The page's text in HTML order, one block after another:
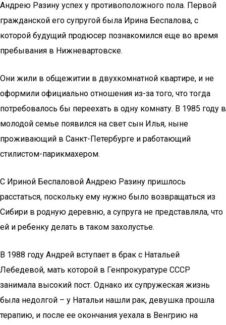
Андрею Разину успех у противоположного пола. Первой
гражданской его супругой была Ирина Беспалова, с
которой будущий продюсер познакомился еще во время
пребывания в Нижневартовске.
Они жили в общежитии в двухкомнатной квартире, и не
оформили официально отношения из-за того, что тогда
потребовалось бы переехать в одну комнату. В 1985 году в
молодой семье появился на свет сын Илья, ныне
проживающий в Санкт-Петербурге и работающий
стилистом-парикмахером.
С Ириной Беспаловой Андрею Разину пришлось
расстаться, поскольку ему нужно было возвращаться из
Сибири в родную деревню, а супруга не представляла, что
ей и ребенку делать в таком захолустье.
В 1988 году Андрей вступает в брак с Натальей
Лебедевой, мать которой в Генпрокуратуре СССР
занимала высокий пост. Однако их супружеская жизнь
была недолгой – у Натальи нашли рак, девушка прошла
терапию, и после ее окончания уехала в Венгрию на